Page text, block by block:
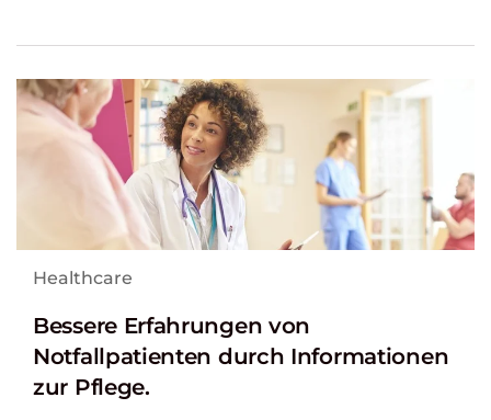
Healthcare
Bessere Erfahrungen von
Notfallpatienten durch Informationen
zur Pflege.